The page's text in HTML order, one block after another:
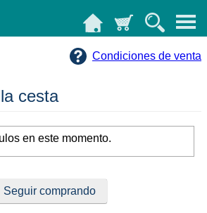
Condiciones de venta
cesta
en este momento.